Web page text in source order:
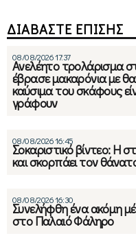
ΔΙΑΒΑΣΤΕ ΕΠΙΣΗΣ
08/08/2026 17:37
Ανελέητο τρολάρισμα
έβρασε μακαρόνια με
καύσιμα του σκάφους
γράφουν
08/08/2026 16:45
Σοκαριστικό βίντεο: Η
και σκορπάει τον
08/08/2026 16:30
Συνελήφθη ένα ακόμη
στο Παλαιό Φάληρο